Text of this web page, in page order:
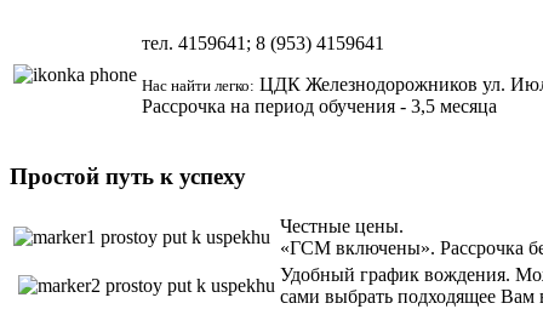
тел. 4159641; 8 (953) 4159641
Нас найти легко: ЦДК Железнодорожников ул.
Рассрочка на период обучения - 3,5 месяца
Простой путь к успеху
Честные цены.
«ГСМ включены». Рассрочка
Удобный график вождения.
сами выбрать подходящее Вам